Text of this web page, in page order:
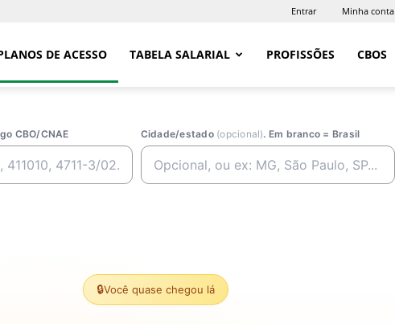
Entrar Minha conta
DE ACESSO TABELA SALARIAL PROFISSÕES CBOS
CBO/CNAE Cidade/estado (opcional). Em branco = Brasil
🔒Você quase chegou lá